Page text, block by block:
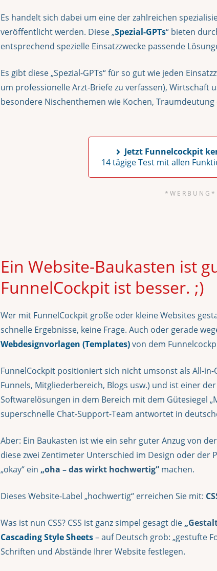
Es handelt sich dabei um eine der zahlreichen
veröffentlicht werden. Diese „Spezial-GPTs“ bieten
entsprechend spezielle Einsatzzwecke passende
Es gibt diese „Spezial-GPTs“ für so gut wie jeden
um professionelle Arzt-Briefe zu verfassen), Wirtschaft
besondere Nischenthemen wie Kochen, Traumdeutung
Jetzt Funnelcockpit
14 tägige Test mit allen
* W E R B U N G *
Ein Website-Baukasten ist
FunnelCockpit ist besser. ;)
Wer mit FunnelCockpit große oder kleine Websites
schnelle Ergebnisse, keine Frage. Auch oder gerade
Webdesignvorlagen (Templates)von dem
FunnelCockpit positioniert sich nicht umsonst als All-
Funnels, Mitgliederbereich, Blogs usw.) und ist einer
Softwarelösungen in dem Bereich mit dem Gütesiegel
superschnelle Chat-Support-Team antwortet in
Aber: Ein Baukasten ist wie ein sehr guter Anzug von
diese zwei Zentimeter Unterschied im Design oder der
„okay“ ein „oha – das wirkt hochwertig“machen.
Dieses Website-Label „hochwertig“ erreichen Sie mit:
Was ist nun CSS? CSS ist ganz simpel gesagt die
Cascading Style Sheets– auf Deutsch grob: „gestufte
Schriften und Abstände Ihrer Website festlegen.